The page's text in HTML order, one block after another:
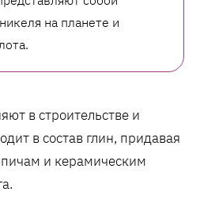
на планете и
в строительстве и
в состав глин, придавая
и керамическим